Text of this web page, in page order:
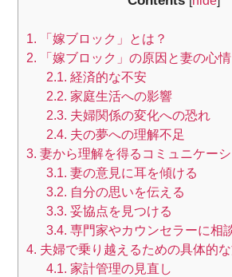
b
o
o
k
a
1. 「嫁ブロック」とは？
2. 「嫁ブロック」の原因と妻の心情
2.1. 経済的な不安
2.2. 家庭生活への影響
2.3. 夫婦関係の変化への恐れ
2.4. 夫の夢への理解不足
3. 妻から理解を得るコミュニケー
3.1. 妻の意見に耳を傾ける
3.2. 自分の思いを伝える
3.3. 妥協点を見つける
3.4. 専門家やカウンセラーに相
4. 夫婦で乗り越えるための具体的
4.1. 家計管理の見直し